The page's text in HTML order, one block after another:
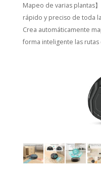
Mapeo de varias plantas
rápido y preciso de toda
Crea automáticamente
forma inteligente las rutas